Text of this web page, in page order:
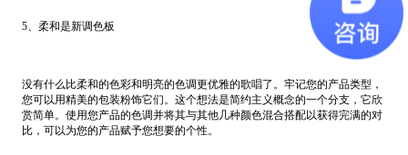
5、柔和是新调色板
没有什么比柔和的色彩和明亮的色调更优雅的歌唱了。牢记您的产品类型，
您可以用精美的包装粉饰它们。这个想法是简约主义概念的一个分支，它欣
赏简单。使用您产品的色调并将其与其他几种颜色混合搭配以获得完满的对
比，可以为您的产品赋予您想要的个性。